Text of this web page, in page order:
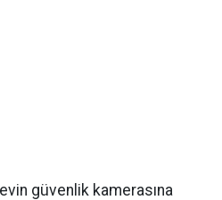
güvenlik kamerasına